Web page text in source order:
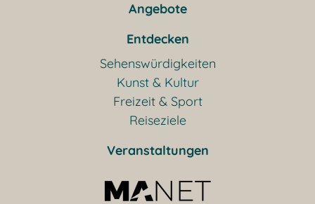
Angebote
Entdecken
Sehenswürdigkeiten
Kunst & Kultur
Freizeit & Sport
Reiseziele
Veranstaltungen